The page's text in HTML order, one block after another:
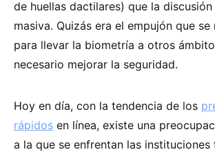
de huellas dactilares) que la discusión
masiva. Quizás era el empujón que se
para llevar la biometría a otros
necesario mejorar la seguridad.
Hoy en día, con la tendencia de los
rápidos en línea, existe una
a la que se enfrentan las instituciones